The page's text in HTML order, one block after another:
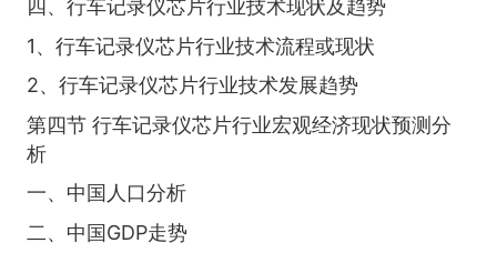
四、行车记录仪芯片行业技术现状及趋势
1、行车记录仪芯片行业技术流程或现状
2、行车记录仪芯片行业技术发展趋势
第四节 行车记录仪芯片行业宏观经济现状预测分
析
一、中国人口分析
二、中国GDP走势